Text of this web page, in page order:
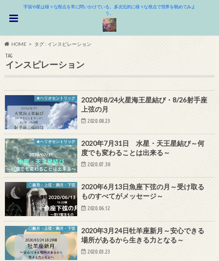
宇宙や星は様々な視点を常に問いかけている。多次元的に様々な視点で世界を眺めてみよ
う。
HOME タグ : インスピレーション
TAG
インスピレーション
★ヘリオセントリック
2020年8/24火星海王星結び・8/26射手座
上弦の月
2020.08.23
★ヘリオセントリック
2020年7月31日 水星・天王星結び～何
度でも変わることは出来る～
2020.07.30
〇新月・上弦・満月・下弦
2020年6月13日魚座下弦の月～受け取る
ものすべてがメッセージ～
2020.06.12
〇新月・上弦・満月・下弦
2020年3月24日牡羊座新月～安心できる
場所があるから生きる力となる～
2020.03.23